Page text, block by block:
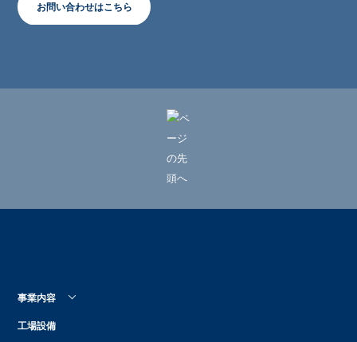
お問い合わせはこちら
事業内容
工場設備